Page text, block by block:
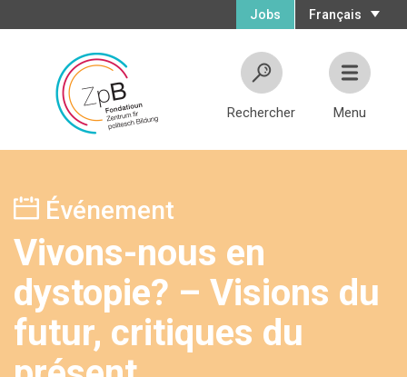
Français
Jobs
Rechercher Menu
Événement
Vivons-nous en
dystopie? – Visions du
futur, critiques du